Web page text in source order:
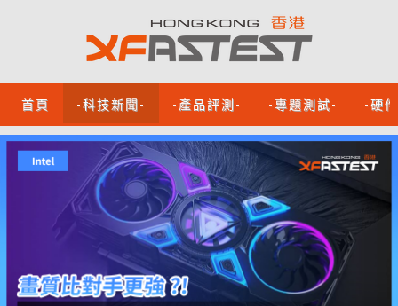
首頁 -科技新聞- -產品評測- -專題測試- -硬